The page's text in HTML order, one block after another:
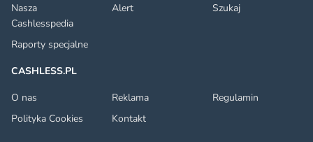
Nasza
Cashlesspedia
Alert Szukaj
Raporty specjalne
CASHLESS.PL
O nas
Reklama
Regulamin
Polityka Cookies
Kontakt